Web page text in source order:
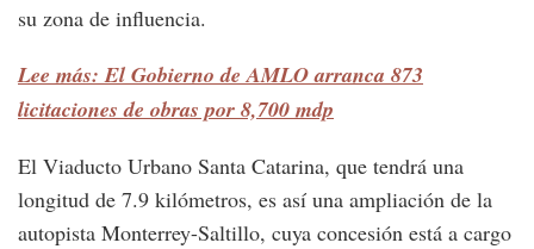
su zona de influencia.
Lee más: El Gobierno de AMLO arranca 873
licitaciones de obras por 8,700 mdp
El Viaducto Urbano Santa Catarina, que tendrá una
longitud de 7.9 kilómetros, es así una ampliación de la
autopista Monterrey-Saltillo, cuya concesión está a cargo